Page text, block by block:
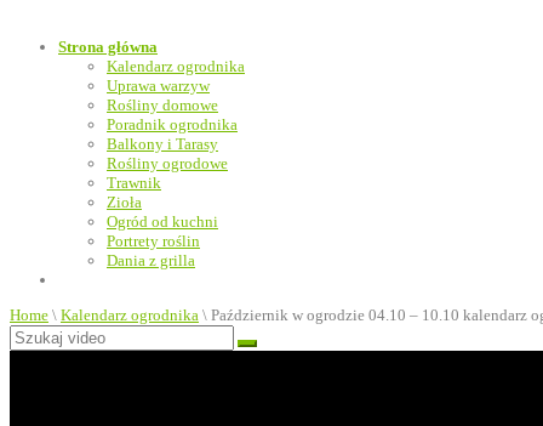
Strona główna
Kalendarz ogrodnika
Uprawa warzyw
Rośliny domowe
Poradnik ogrodnika
Balkony i Tarasy
Rośliny ogrodowe
Trawnik
Zioła
Ogród od kuchni
Portrety roślin
Dania z grilla
Home \ Kalendarz ogrodnika \ Październik w ogrodzie 04.10 – 10.10 kalendarz